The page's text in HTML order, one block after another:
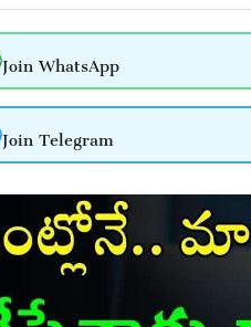
Join WhatsApp
Join Telegram